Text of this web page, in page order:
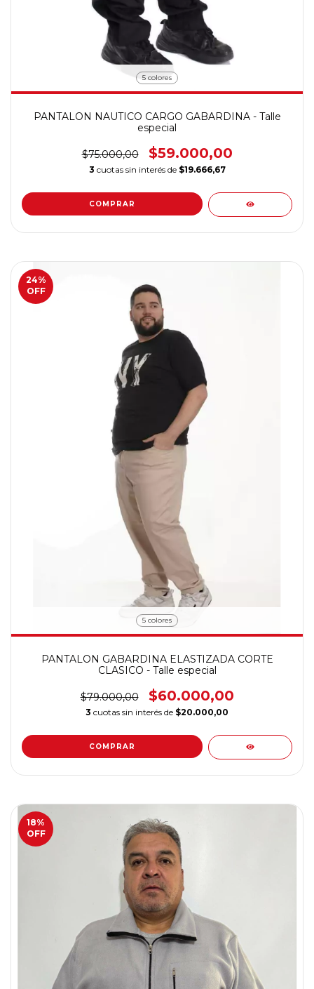
5 colores
PANTALON NAUTICO CARGO GABARDINA - Talle
especial
$75.000,00 $59.000,00
3 cuotas sin interés de $19.666,67
COMPRAR
24%
OFF
5 colores
PANTALON GABARDINA ELASTIZADA CORTE
CLASICO - Talle especial
$79.000,00 $60.000,00
3 cuotas sin interés de $20.000,00
COMPRAR
18%
OFF